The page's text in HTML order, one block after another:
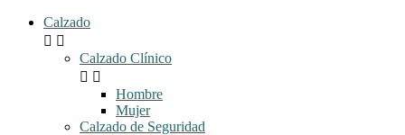
Calzado
 
Calzado Clínico
 
Hombre
Mujer
Calzado de Seguridad